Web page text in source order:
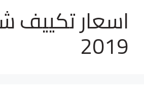
اسعار تكييف
2019